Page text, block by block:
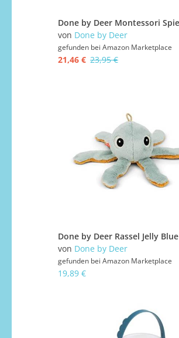
von Done by Deer
gefunden bei Amazon Marketplace
21,46 € 23,95 €
Done by Deer Rassel Jelly Blue
von Done by Deer
gefunden bei Amazon Marketplace
19,89 €